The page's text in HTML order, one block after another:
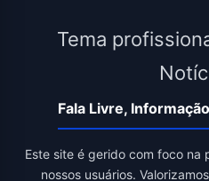
Tema
Fala Livre,
Este site é gerido com foco na
nossos usuários.